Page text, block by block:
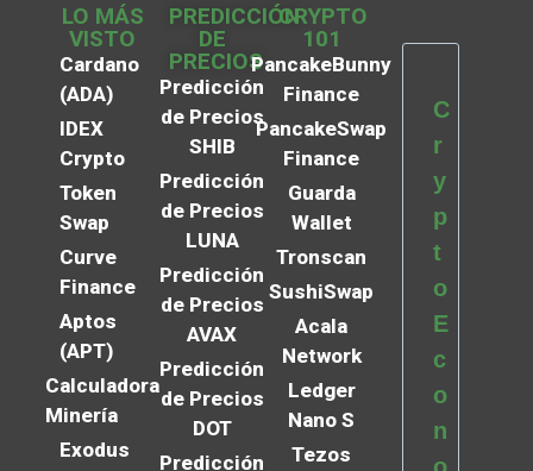
LO MÁS
VISTO
Cardano
(ADA)
IDEX
Crypto
Token
Swap
Curve
Finance
Aptos
(APT)
Calculadora
Minería
Exodus
PREDICCIÓN
DE
PRECIOS
Predicción
de Precios
SHIB
Predicción
de Precios
LUNA
Predicción
de Precios
AVAX
Predicción
de Precios
DOT
Predicción
CRYPTO
101
PancakeBunny
Finance
PancakeSwap
Finance
Guarda
Wallet
Tronscan
SushiSwap
Acala
Network
Ledger
Nano S
Tezos
C
r
y
p
t
o
E
c
o
n